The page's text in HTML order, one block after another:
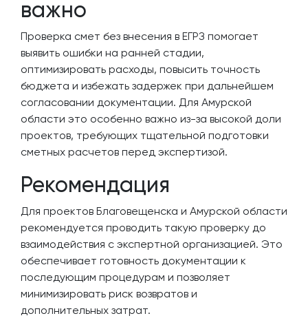
важно
Проверка смет без внесения в ЕГРЗ помогает
выявить ошибки на ранней стадии,
оптимизировать расходы, повысить точность
бюджета и избежать задержек при дальнейшем
согласовании документации. Для Амурской
области это особенно важно из-за высокой доли
проектов, требующих тщательной подготовки
сметных расчетов перед экспертизой.
Рекомендация
Для проектов Благовещенска и Амурской области
рекомендуется проводить такую проверку до
взаимодействия с экспертной организацией. Это
обеспечивает готовность документации к
последующим процедурам и позволяет
минимизировать риск возвратов и
дополнительных затрат.